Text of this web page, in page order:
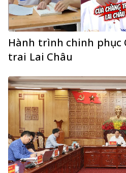
Hành trình chinh phục
trai Lai Châu